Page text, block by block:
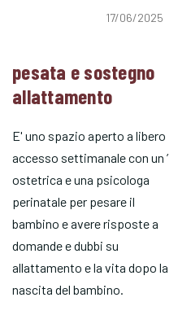
17/06/2025
pesata e sostegno
allattamento
E' uno spazio aperto a libero
accesso settimanale con un ’
ostetrica e una psicologa
perinatale per pesare il
bambino e avere risposte a
domande e dubbi su
allattamento e la vita dopo la
nascita del bambino.